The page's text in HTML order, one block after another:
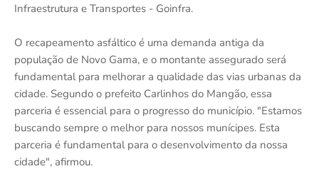
Infraestrutura e Transportes - Goinfra.
O recapeamento asfáltico é uma demanda antiga da
população de Novo Gama, e o montante assegurado será
fundamental para melhorar a qualidade das vias urbanas da
cidade. Segundo o prefeito Carlinhos do Mangão, essa
parceria é essencial para o progresso do município. "Estamos
buscando sempre o melhor para nossos munícipes. Esta
parceria é fundamental para o desenvolvimento da nossa
cidade", afirmou.